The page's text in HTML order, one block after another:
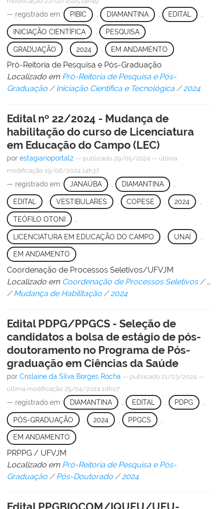
— registrado em: PIBIC , DIAMANTINA , EDITAL ,
INICIAÇÃO CIENTÍFICA PESQUISA
GRADUAÇÃO 2024 EM ANDAMENTO
Pró-Reitoria de Pesquisa e Pós-Graduação
Localizado em Pró-Reitoria de Pesquisa e Pós-
Graduação /Iniciação Científica e Tecnológica /2024
Edital nº 22/2024 - Mudança de
habilitação do curso de Licenciatura
em Educação do Campo (LEC)
por estagiarioportal2 — publicado 29/05/2024 — última
modificação 19/06/2024 14h37
— registrado em: JANAÚBA , DIAMANTINA ,
EDITAL VESTIBULARES COPESE , 2024
TEÓFILO OTONI
LICENCIATURA EM EDUCAÇÃO DO CAMPO UNAÍ
EM ANDAMENTO
Coordenação de Processos Seletivos/UFVJM
Localizado em Coordenação de Processos Seletivos /…
/Mudança de Habilitação /2024
Edital PDPG/PPGCS - Seleção de
candidatos a bolsa de estágio de pós-
doutoramento no Programa de Pós-
graduação em Ciências da Saúde
por Crislaine da Silva Borges Rocha — publicado 21/03/2024 —
última modificação 25/04/2024 10h07
— registrado em: DIAMANTINA EDITAL PDPG
PÓS-GRADUAÇÃO 2024 PPGCS
EM ANDAMENTO
PRPPG / UFVJM
Localizado em Pró-Reitoria de Pesquisa e Pós-
Graduação /Pós-Doutorado /2024
Edital PPGBIOCOM/IQUFU/UFU-